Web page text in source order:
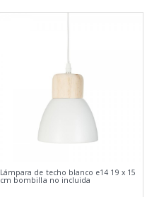
Lámpara de techo blanco e14 19 x 15
cm bombilla no incluida